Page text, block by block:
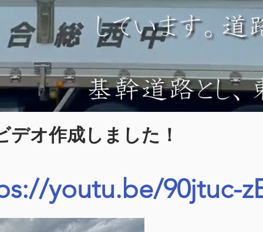
デオ作成しました！
youtu.be/90jtuc-